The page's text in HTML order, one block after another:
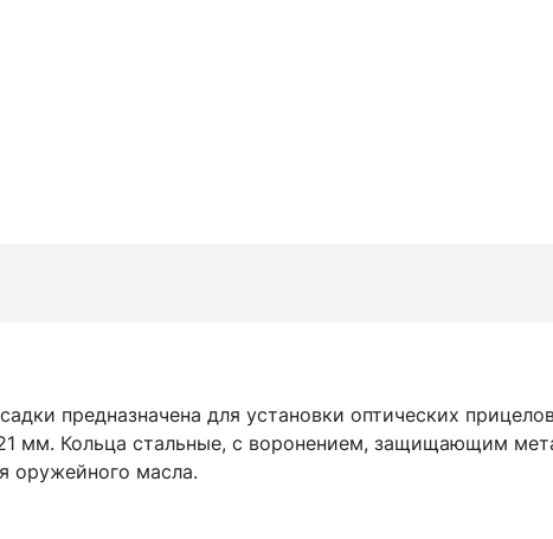
предназначена для установки оптических
мм. Кольца стальные, с воронением, защищающим
оружейного масла.